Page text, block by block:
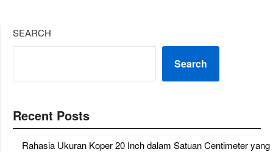
SEARCH
Search
Recent Posts
Rahasia Ukuran Koper 20 Inch dalam Satuan Centimeter yang